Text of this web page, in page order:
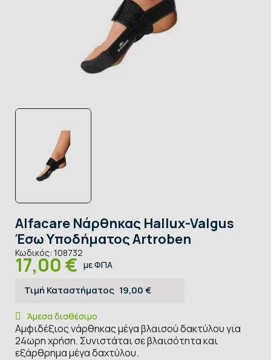
Alfacare Νάρθηκας Hallux-Valgus
Έσω Υποδήματος Artroben
Κωδικός: 108732
17,00 € με ΦΠΑ
Τιμή Καταστήματος 19,00 €
Άμεσα διαθέσιμο
Αμφιδέξιος νάρθηκας μέγα βλαισού δακτύλου για
24ωρη χρήση. Συνιστάται σε βλαισότητα και
εξάρθρημα μέγα δαχτύλου.